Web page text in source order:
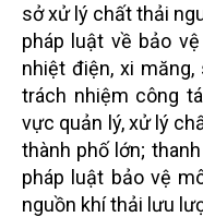
sở xử lý chất thải
pháp luật về bảo
nhiệt điện, xi
trách nhiệm công
vực quản lý, xử lý
thành phố lớn;
pháp luật bảo vệ
nguồn khí thải lưu